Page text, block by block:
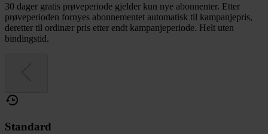
30 dager gratis prøveperiode gjelder kun nye abonnenter. Etter
prøveperioden fornyes abonnementet automatisk til kampanjepris,
deretter til ordinær pris etter endt kampanjeperiode. Helt uten
bindingstid.
Standard